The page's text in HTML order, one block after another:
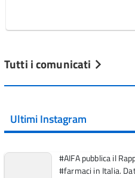
Tutti i comunicati
Ultimi Instagram
#AIFA pubblica il
#farmaci in Italia.